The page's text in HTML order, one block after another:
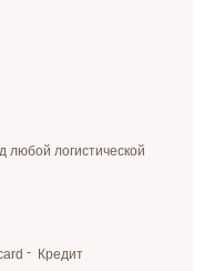
любой логистической
Кредит